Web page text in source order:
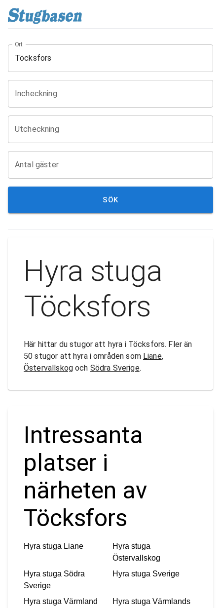
Ort
Incheckning
Utcheckning
Antal gäster
SÖK
Hyra stuga
Töcksfors
Här hittar du stugor att hyra i Töcksfors. Fler än
50 stugor att hyra i områden som Liane,
Östervallskogoch Södra Sverige.
Intressanta
platser i
närheten av
Töcksfors
Hyra stuga Liane
Hyra stuga
Östervallskog
Hyra stuga Södra
Sverige
Hyra stuga Sverige
Hyra stuga Värmland Hyra stuga Värmlands